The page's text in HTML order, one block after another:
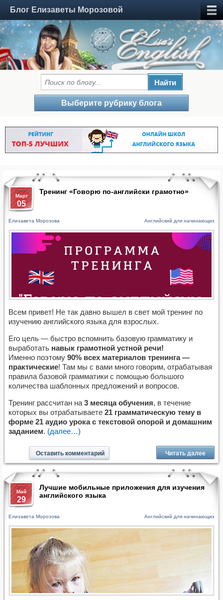
Блог Елизаветы Морозовой
Выберите рубрику блога
Март
05
Тренинг «Говорю по-английски грамотно»
Елизавета Морозова Английский для начинающих
Всем привет! Не так давно вышел в свет мой тренинг по
изучению английского языка для взрослых.
Его цель — быстро вспомнить базовую грамматику и
выработать навык грамотной устной речи!
Именно поэтому 90% всех материалов тренинга —
практические! Там мы с вами много говорим, отрабатывая
правила базовой грамматики с помощью большого
количества шаблонных предложений и вопросов.
Тренинг рассчитан на 3 месяца обучения, в течение
которых вы отрабатываете 21 грамматическую тему в
форме 21 аудио урока с текстовой опорой и домашним
заданием. (далее…)
Оставить комментарий Читать далее
Май
29
Лучшие мобильные приложения для изучения
английского языка
Елизавета Морозова Английский для начинающих